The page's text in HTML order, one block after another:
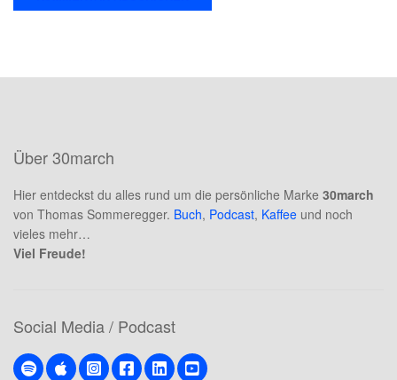
Über 30march
Hier entdeckst du alles rund um die persönliche Marke 30march
von Thomas Sommeregger. Buch, Podcast, Kaffee und noch
vieles mehr…
Viel Freude!
Social Media / Podcast